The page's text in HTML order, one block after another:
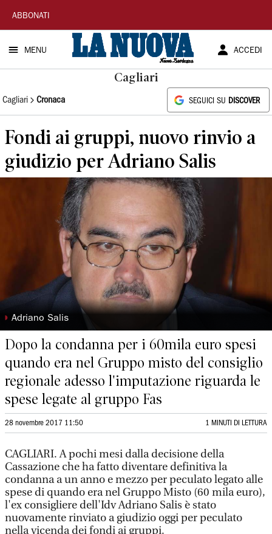
La
Nuova
Sardegna
ABBONATI
MENU ACCEDI
Cagliari
Cagliari Cronaca SEGUICI SU DISCOVER
Fondi ai gruppi, nuovo rinvio a
giudizio per Adriano Salis
◗ Adriano Salis
Dopo la condanna per i 60mila euro spesi
quando era nel Gruppo misto del consiglio
regionale adesso l'imputazione riguarda le
spese legate al gruppo Fas
28 novembre 2017 11:50 1 MINUTI DI LETTURA
CAGLIARI. A pochi mesi dalla decisione della
Cassazione che ha fatto diventare definitiva la
condanna a un anno e mezzo per peculato legato alle
spese di quando era nel Gruppo Misto (60 mila euro),
l'ex consigliere dell'Idv Adriano Salis è stato
nuovamente rinviato a giudizio oggi per peculato
nella vicenda dei fondi ai gruppi.